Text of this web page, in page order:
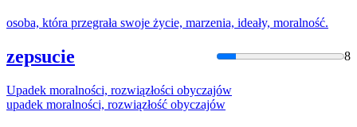
osoba, która przegrała swoje życie, marzenia, ideały, moralność.
zepsucie 8
Upadek moralności, rozwiązłości obyczajów
upadek moralności, rozwiązłość obyczajów